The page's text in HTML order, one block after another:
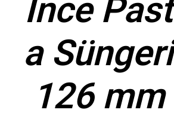
İnce Past
a Süngeri
126 mm